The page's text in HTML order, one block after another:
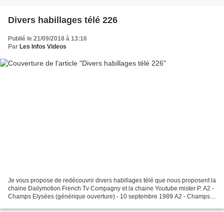
Divers habillages télé 226
Publié le 21/09/2018 à 13:16
Par Les Infos Videos
Je vous propose de redécouvrir divers habillages télé que nous proposent la
chaine Dailymotion French Tv Compagny et la chaine Youtube mister P. A2 -
Champs Elysées (générique ouverture) - 10 septembre 1989 A2 - Champs